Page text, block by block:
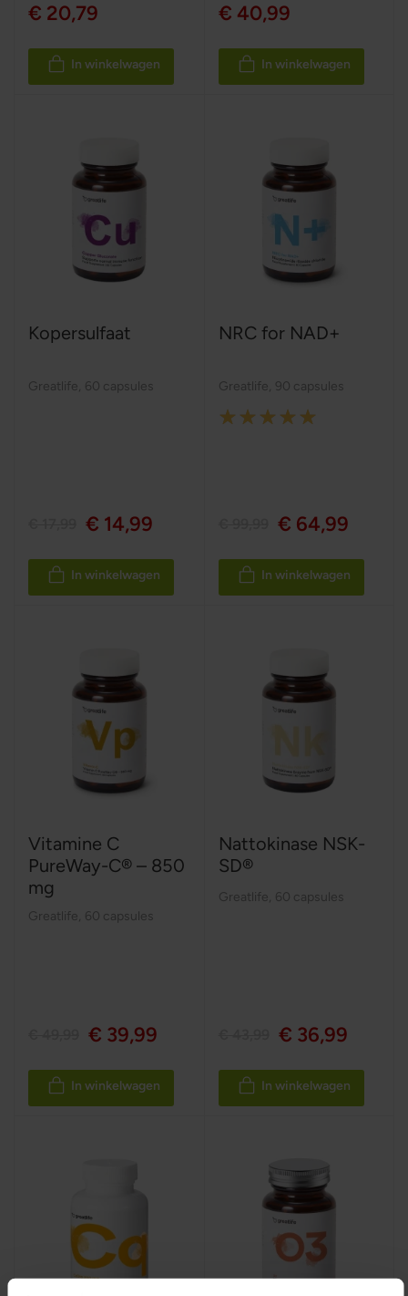
€ 20,79
In winkelwagen
€ 40,99
In winkelwagen
Kopersulfaat
Greatlife 60 capsules
€ 14,99
In winkelwagen
NRC for NAD+
Greatlife 90 capsules
Rating:
€ 64,99
In winkelwagen
Vitamine C
PureWay-C® – 850
mg
Greatlife 60 capsules
€ 39,99
In winkelwagen
Nattokinase NSK-
SD®
Greatlife 60 capsules
€ 36,99
In winkelwagen